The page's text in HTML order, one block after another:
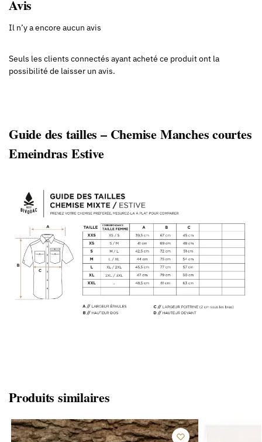
Avis
Il n’y a encore aucun avis
Seuls les clients connectés ayant acheté ce produit ont la
possibilité de laisser un avis.
Guide des tailles – Chemise Manches courtes
Emeindras Estive
Produits similaires